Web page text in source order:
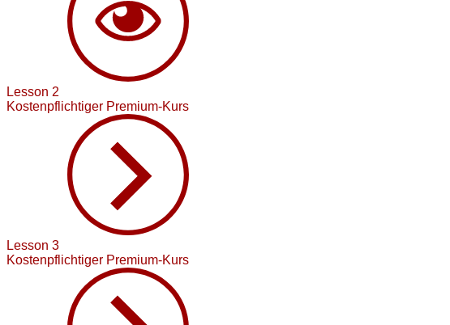
Lesson 2
Kostenpflichtiger Premium-Kurs
Lesson 3
Kostenpflichtiger Premium-Kurs